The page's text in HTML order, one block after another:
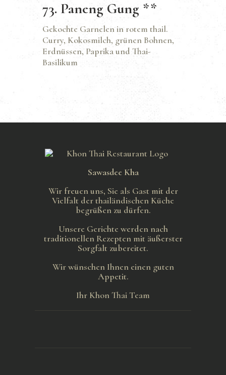
73. Paneng Gung **
Gekochte Garnelen in rotem thail.
Curry, Kokosmilch, grünen Bohnen,
Erdnüssen, Paprika und Thai-
Basilikum
Sawasdee Kha
Wir freuen uns, Sie als Gast mit der
Vielfalt der thailändischen Küche
begrüßen zu dürfen.
Unsere Gerichte werden nach
traditionellen Rezepten mit äußerster
Sorgfalt zubereitet.
Wir wünschen Ihnen einen guten
Appetit.
Ihr Khon Thai Team